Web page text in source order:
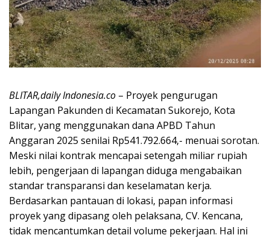
BLITAR,daily Indonesia.co – Proyek pengurugan
Lapangan Pakunden di Kecamatan Sukorejo, Kota
Blitar, yang menggunakan dana APBD Tahun
Anggaran 2025 senilai Rp541.792.664,- menuai sorotan.
Meski nilai kontrak mencapai setengah miliar rupiah
lebih, pengerjaan di lapangan diduga mengabaikan
standar transparansi dan keselamatan kerja.
Berdasarkan pantauan di lokasi, papan informasi
proyek yang dipasang oleh pelaksana, CV. Kencana,
tidak mencantumkan detail volume pekerjaan. Hal ini